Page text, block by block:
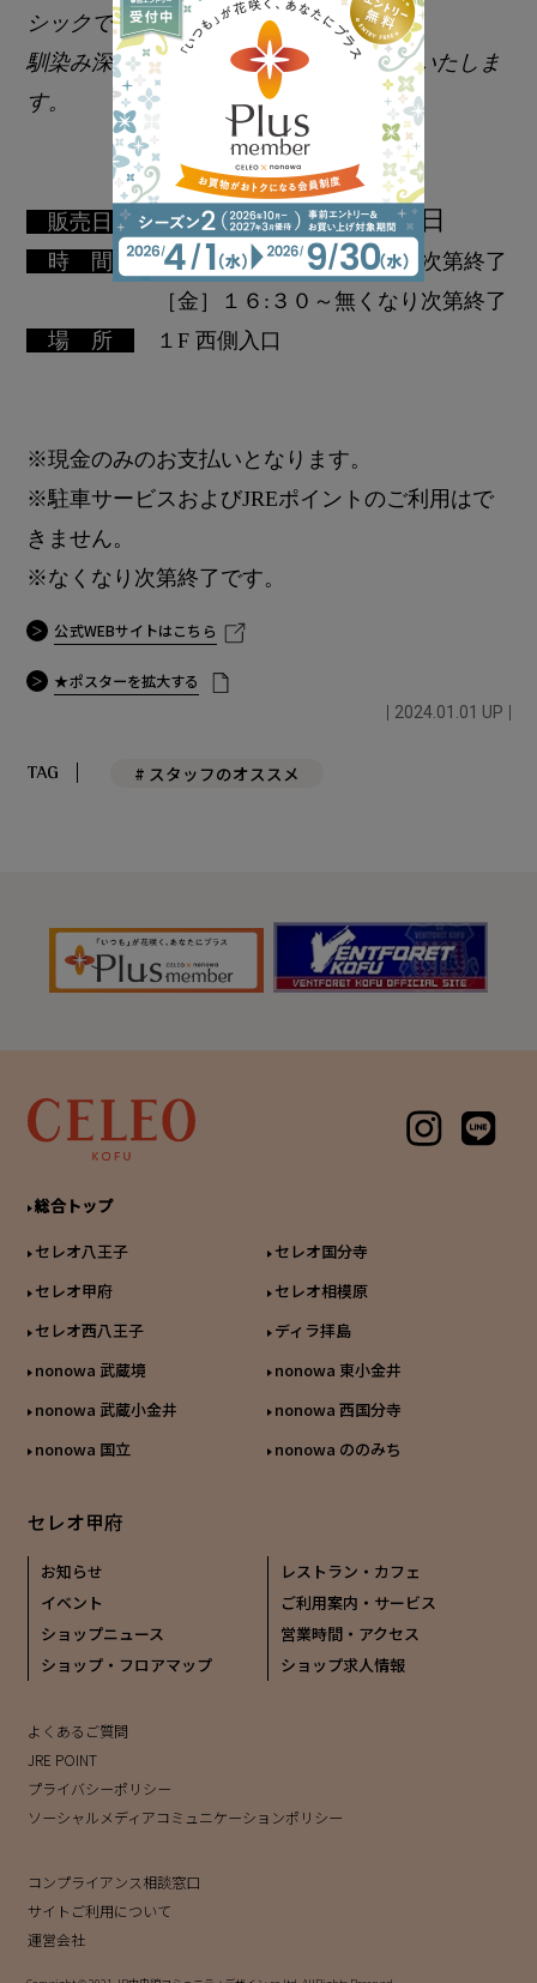
シックで
馴染み深いメニューをお弁当にして販売いたしま
す。
販売日 毎週月曜日／毎週金曜日
時 間［月］１１:００～無くなり次第終了
［金］１６:３０～無くなり次第終了
場 所
１F 西側入口
※現金のみのお支払いとなります。
※駐車サービスおよびJREポイントのご利用はで
きません。
※なくなり次第終了です。
公式WEBサイトはこちら
★ポスターを拡大する
2024.01.01 UP
# スタッフのオススメ
総合トップ
セレオ八王子
セレオ国分寺
セレオ甲府
セレオ相模原
セレオ西八王子
ディラ拝島
nonowa 武蔵境
nonowa 東小金井
nonowa 武蔵小金井
nonowa 西国分寺
nonowa 国立
nonowa ののみち
セレオ甲府
お知らせ
イベント
ショップニュース
ショップ・フロアマップ
レストラン・カフェ
ご利用案内・サービス
営業時間・アクセス
ショップ求人情報
よくあるご質問
JRE POINT
プライバシーポリシー
ソーシャルメディアコミュニケーションポリシー
コンプライアンス相談窓口
サイトご利用について
運営会社